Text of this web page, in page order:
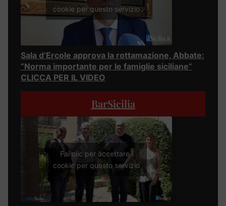
cookie per questo servizio
Sala d’Ercole approva la rottamazione, Abbate:
“Norma importante per le famiglie siciliane”
CLICCA PER IL VIDEO
BarSicilia
Fai clic per accettare i
cookie per questo servizio